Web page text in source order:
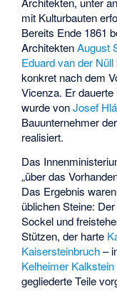
mit Kulturbauten
Bereits Ende 1861
ArchitektenAugust
Eduard van der Nüll
konkret nach dem
Vicenza. Er
wurde vonJosef
Bauunternehmer
realisiert.
Das
„über das
Das Ergebnis
üblichen Steine:
Sockel und
Stützen, der harte
Kaisersteinbruch–
Kelheimer Kalkstein
gegliederte Teile